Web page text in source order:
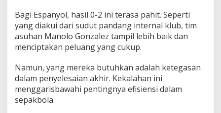
Bagi Espanyol, hasil 0-2 ini terasa pahit. Seperti
yang diakui dari sudut pandang internal klub, tim
asuhan Manolo Gonzalez tampil lebih baik dan
menciptakan peluang yang cukup.
Namun, yang mereka butuhkan adalah ketegasan
dalam penyelesaian akhir. Kekalahan ini
menggarisbawahi pentingnya efisiensi dalam
sepakbola.